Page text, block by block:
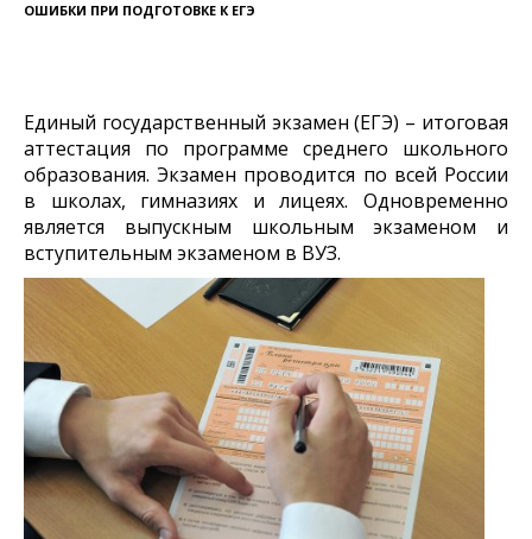
ОШИБКИ ПРИ ПОДГОТОВКЕ К ЕГЭ
Единый государственный экзамен (ЕГЭ) – итоговая
аттестация по программе среднего школьного
образования. Экзамен проводится по всей России
в школах, гимназиях и лицеях. Одновременно
является выпускным школьным экзаменом и
вступительным экзаменом в ВУЗ.